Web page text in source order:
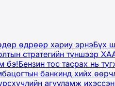
өдрөөр хариу эрнэБүх
стратегийн түншээр
бэ!Бензин тос тасрах нь
банкинд хийх
агууламж